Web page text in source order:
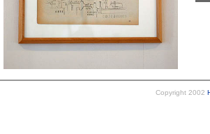
Copyright 2002